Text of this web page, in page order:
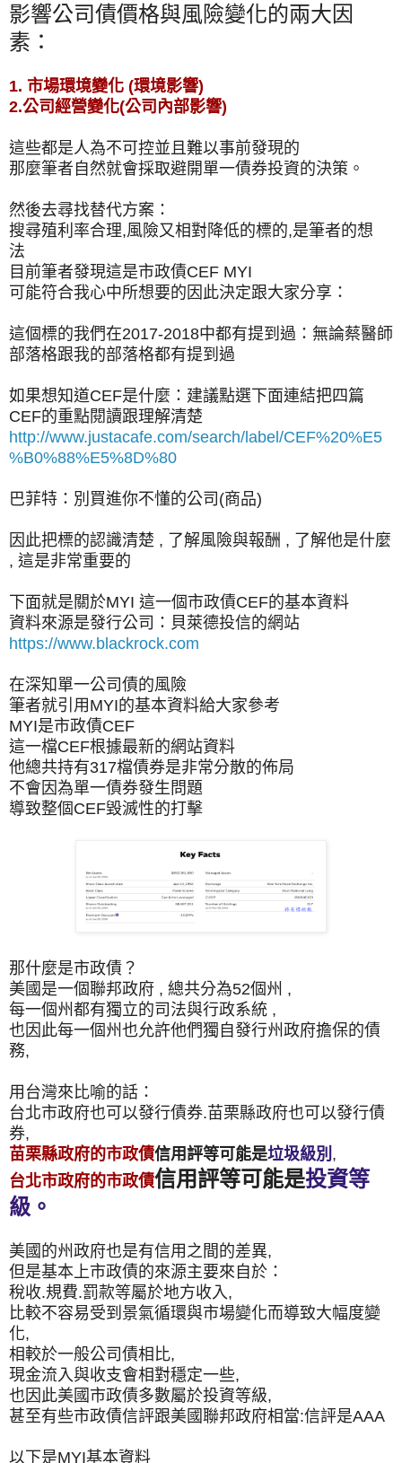
影響公司債價格與風險變化的兩大因
素：
1. 市場環境變化 (環境影響)
2.公司經營變化(公司內部影響)
這些都是人為不可控並且難以事前發現的
那麼筆者自然就會採取避開單一債券投資的決策。
然後去尋找替代方案：
搜尋殖利率合理,風險又相對降低的標的,是筆者的想
法
目前筆者發現這是市政債CEF MYI
可能符合我心中所想要的因此決定跟大家分享：
這個標的我們在2017-2018中都有提到過：無論蔡醫師
部落格跟我的部落格都有提到過
如果想知道CEF是什麼：建議點選下面連結把四篇
CEF的重點閱讀跟理解清楚
http://www.justacafe.com/search/label/CEF%20%E5
%B0%88%E5%8D%80
巴菲特：別買進你不懂的公司(商品)
因此把標的認識清楚 , 了解風險與報酬 , 了解他是什麼
, 這是非常重要的
下面就是關於MYI 這一個市政債CEF的基本資料
資料來源是發行公司：貝萊德投信的網站
https://www.blackrock.com
在深知單一公司債的風險
筆者就引用MYI的基本資料給大家參考
MYI是市政債CEF
這一檔CEF根據最新的網站資料
他總共持有317檔債券是非常分散的佈局
不會因為單一債券發生問題
導致整個CEF毀滅性的打擊
那什麼是市政債？
美國是一個聯邦政府 , 總共分為52個州 ,
每一個州都有獨立的司法與行政系統 ,
也因此每一個州也允許他們獨自發行州政府擔保的債
務,
用台灣來比喻的話：
台北市政府也可以發行債券.苗栗縣政府也可以發行債
券,
苗栗縣政府的市政債信用評等可能是垃圾級別 ,
台北市政府的市政債信用評等可能是投資等
級。
美國的州政府也是有信用之間的差異,
但是基本上市政債的來源主要來自於：
稅收.規費.罰款等屬於地方收入,
比較不容易受到景氣循環與市場變化而導致大幅度變
化,
相較於一般公司債相比,
現金流入與收支會相對穩定一些,
也因此美國市政債多數屬於投資等級,
甚至有些市政債信評跟美國聯邦政府相當:信評是AAA
以下是MYI基本資料